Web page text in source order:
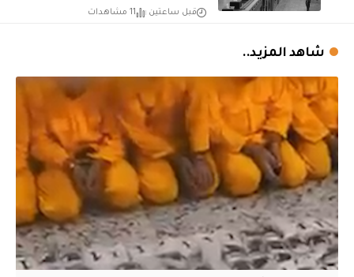
قبل ساعتين 11 مشاهدات
شاهد المزيد..